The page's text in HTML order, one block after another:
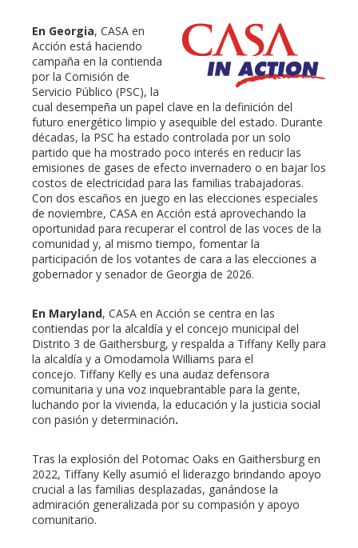
En Georgia, CASA en
Acción está haciendo
campaña en la contienda
por la Comisión de
Servicio Público (PSC), la
cual desempeña un papel clave en la definición del
futuro energético limpio y asequible del estado. Durante
décadas, la PSC ha estado controlada por un solo
partido que ha mostrado poco interés en reducir las
emisiones de gases de efecto invernadero o en bajar los
costos de electricidad para las familias trabajadoras.
Con dos escaños en juego en las elecciones especiales
de noviembre, CASA en Acción está aprovechando la
oportunidad para recuperar el control de las voces de la
comunidad y, al mismo tiempo, fomentar la
participación de los votantes de cara a las elecciones a
gobernador y senador de Georgia de 2026.
En Maryland, CASA en Acción se centra en las
contiendas por la alcaldía y el concejo municipal del
Distrito 3 de Gaithersburg, y respalda a Tiffany Kelly para
la alcaldía y a Omodamola Williams para el
concejo. Tiffany Kelly es una audaz defensora
comunitaria y una voz inquebrantable para la gente,
luchando por la vivienda, la educación y la justicia social
con pasión y determinación.
Tras la explosión del Potomac Oaks en Gaithersburg en
2022, Tiffany Kelly asumió el liderazgo brindando apoyo
crucial a las familias desplazadas, ganándose la
admiración generalizada por su compasión y apoyo
comunitario.